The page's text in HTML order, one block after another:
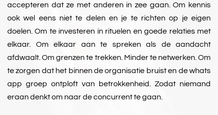
accepteren dat ze met anderen in zee gaan. Om kennis
ook wel eens niet te delen en je te richten op je eigen
doelen. Om te investeren in rituelen en goede relaties met
elkaar. Om elkaar aan te spreken als de aandacht
afdwaalt. Om grenzen te trekken. Minder te netwerken. Om
te zorgen dat het binnen de organisatie bruist en de whats
app groep ontploft van betrokkenheid. Zodat niemand
eraan denkt om naar de concurrent te gaan.